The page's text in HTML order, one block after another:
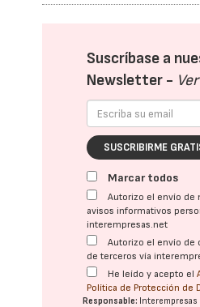
Suscríbase a
Newsletter -
SUSCRIBIRME
Marcar todos
Autorizo el envío de
avisos informativos
interempresas.net
Autorizo el envío de
de terceros vía
He leído y acepto el
Política de Protección de
Responsable: Interempresas